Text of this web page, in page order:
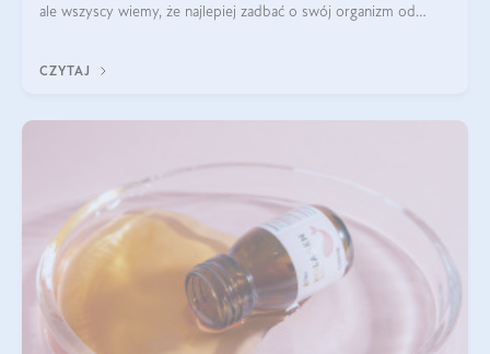
ale wszyscy wiemy, że najlepiej zadbać o swój organizm od
wysokiej jakości suplem
CZYTAJ